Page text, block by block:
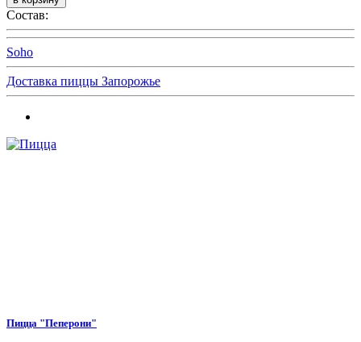
Состав:
Soho
Доставка пиццы Запорожье
Пицца "Пеперони"